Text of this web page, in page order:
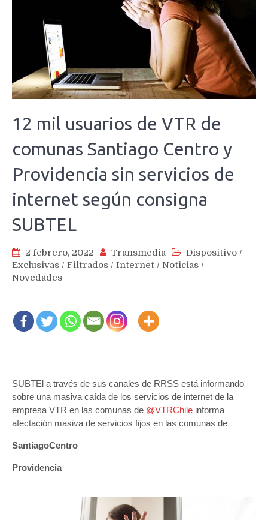
12 mil usuarios de VTR de
comunas Santiago Centro y
Providencia sin servicios de
internet según consigna
SUBTEL
2 febrero, 2022 Transmedia Dispositivo /
Exclusivas / Filtrados / Internet / Noticias /
Novedades
SUBTEl a través de sus canales de RRSS está informando
sobre una masiva caída de los servicios de internet de la
empresa VTR en las comunas de @VTRChile informa
afectación masiva de servicios fijos en las comunas de
SantiagoCentro
Providencia